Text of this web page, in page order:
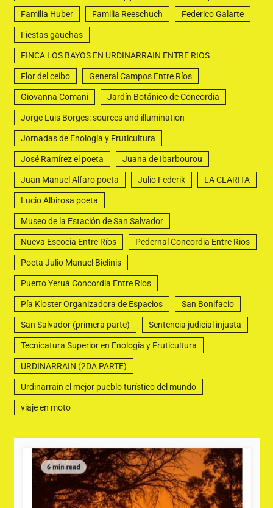
Familia Huber Familia Reeschuch Federico Galarte
Fiestas gauchas
FINCA LOS BAYOS EN URDINARRAIN ENTRE RIOS
Flor del ceibo General Campos Entre Ríos
Giovanna Comani Jardín Botánico de Concordia
Jorge Luis Borges: sources and illumination
Jornadas de Enología y Fruticultura
José Ramírez el poeta Juana de Ibarbourou
Juan Manuel Alfaro poeta Julio Federik LA CLARITA
Lucio Albirosa poeta
Museo de la Estación de San Salvador
Nueva Escocia Entre Ríos Pedernal Concordia Entre Rios
Poeta Julio Manuel Bielinis
Puerto Yeruá Concordia Entre Ríos
Pía Kloster Organizadora de Espacios San Bonifacio
San Salvador (primera parte) Sentencia judicial injusta
Tecnicatura Superior en Enología y Fruticultura
URDINARRAIN (2DA PARTE)
Urdinarrain el mejor pueblo turístico del mundo
viaje en moto